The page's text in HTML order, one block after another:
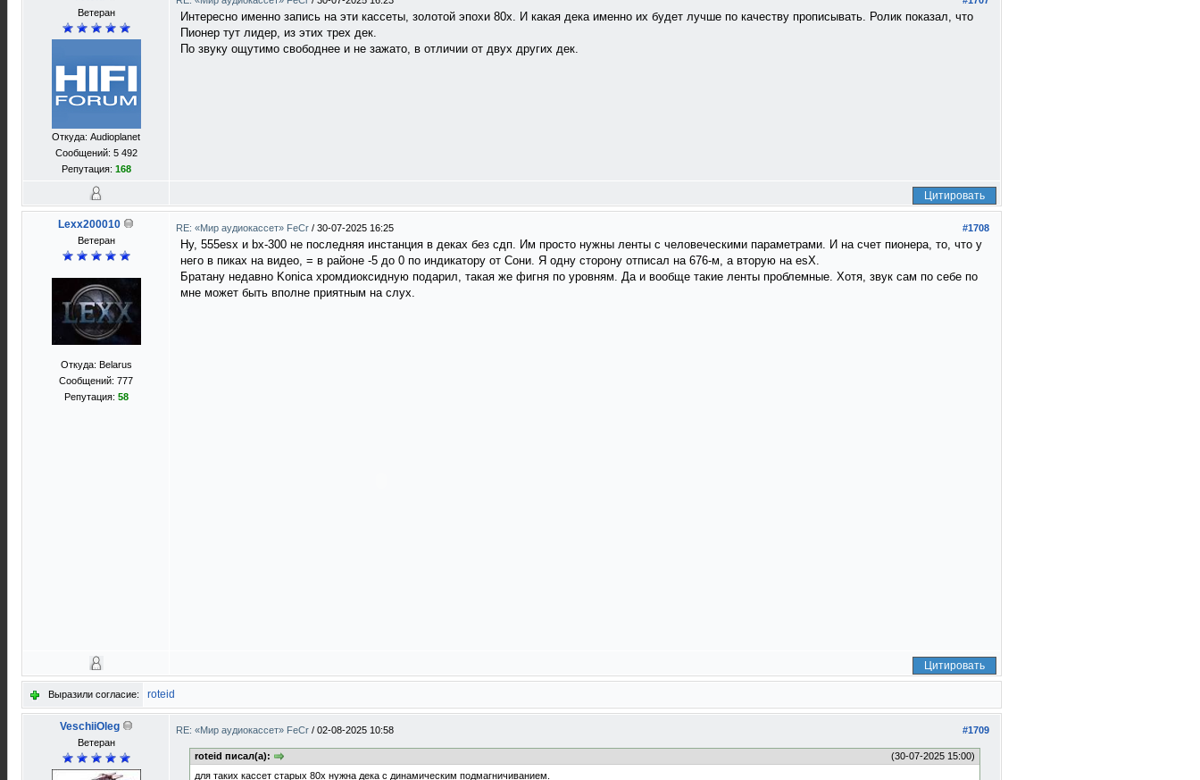
Ветеран
Откуда: Audioplanet
Сообщений: 5 492
Репутация: 168
Интересно именно запись на эти кассеты, золотой эпохи 80х. И какая дека именно их будет лучше по качеству прописывать. Ролик показал, что
Пионер тут лидер, из этих трех дек.
По звуку ощутимо свободнее и не зажато, в отличии от двух других дек.
Цитировать
Lexx200010
Ветеран
Откуда: Belarus
Сообщений: 777
Репутация: 58
#1708
RE: «Мир аудиокассет» FeCr / 30-07-2025 16:25
Ну, 555esx и bx-300 не последняя инстанция в деках без сдп. Им просто нужны ленты с человеческими параметрами. И на счет пионера, то, что у
него в пиках на видео, = в районе -5 до 0 по индикатору от Сони. Я одну сторону отписал на 676-м, а вторую на esX.
Братану недавно Konica хромдиоксидную подарил, такая же фигня по уровням. Да и вообще такие ленты проблемные. Хотя, звук сам по себе по
мне может быть вполне приятным на слух.
Цитировать
Выразили согласие: roteid
VeschiiOleg
Ветеран
#1709
RE: «Мир аудиокассет» FeCr / 02-08-2025 10:58
(30-07-2025 15:00)
roteid писал(а):
для таких кассет старых 80х нужна дека с динамическим подмагничиванием.